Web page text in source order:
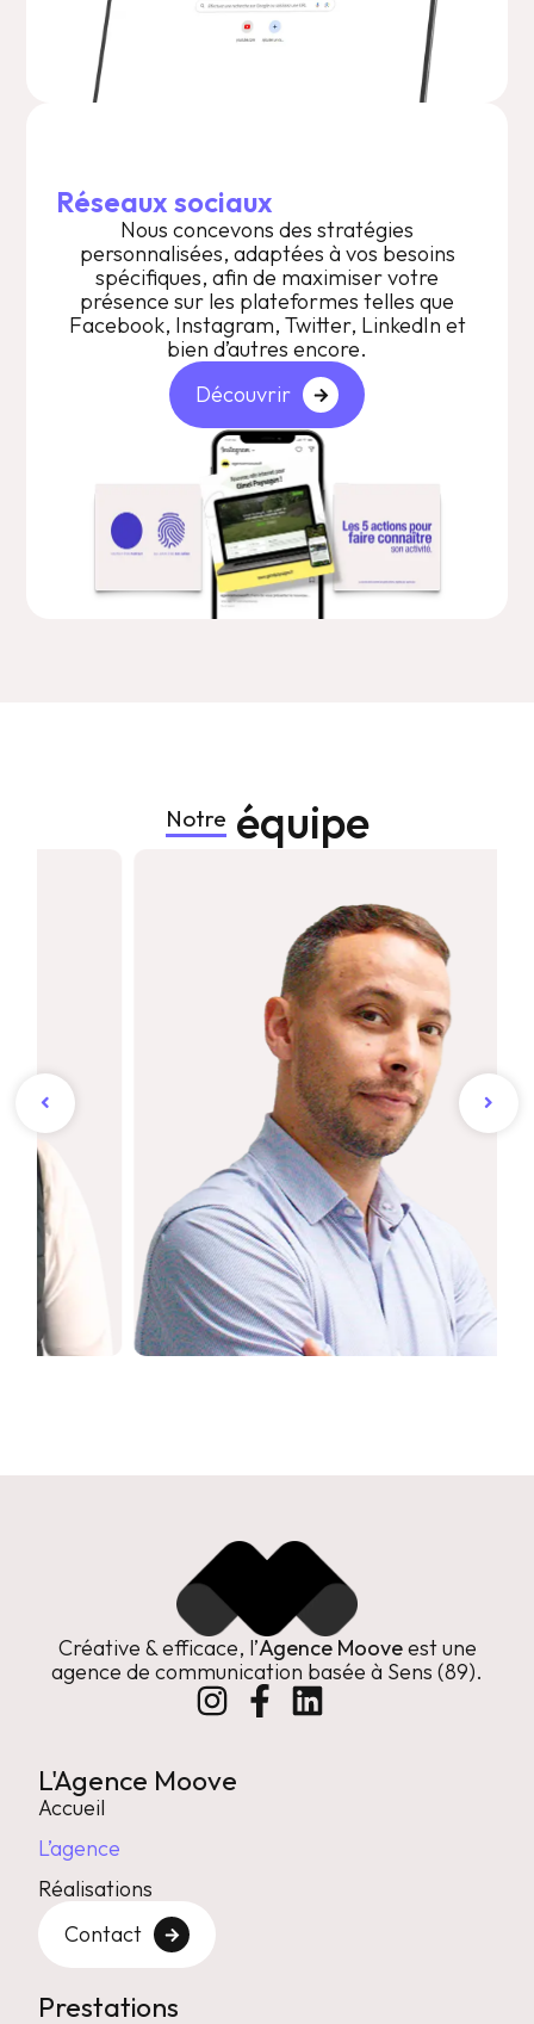
Réseaux sociaux
Nous concevons des stratégies
personnalisées, adaptées à vos besoins
spécifiques, afin de maximiser votre
présence sur les plateformes telles que
Facebook, Instagram, Twitter, LinkedIn et
bien d’autres encore.
Découvrir
Notreéquipe
Créative & efficace, l’Agence Mooveest une
agence de communication basée à Sens (89).
L'Agence Moove
Accueil
L’agence
Réalisations
Contact
Prestations